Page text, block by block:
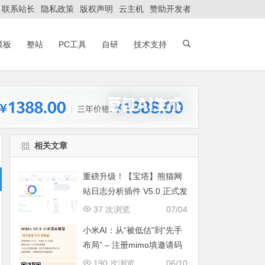
联系站长 隐私政策 版权声明 云主机 赞助开发者
板 整站 PC工具 自研 技术支持
相关文章
重磅升级！【宝塔】熊猫网
站日志分析插件 V5.0 正式发
布：智能体检+多维风控，运
07/04
37 次浏览
小米AI：从“被低估”到“先手
布局” – 注册mimo填邀请码
获取奖励, 赶紧的薅羊毛